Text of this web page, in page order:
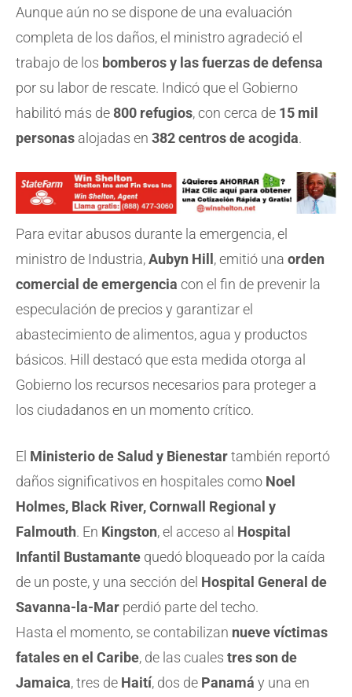
Aunque aún no se dispone de una evaluación
completa de los daños, el ministro agradeció el
trabajo de los bomberos y las fuerzas de defensa
por su labor de rescate. Indicó que el Gobierno
habilitó más de 800 refugios, con cerca de 15 mil
personas alojadas en 382 centros de acogida.
Para evitar abusos durante la emergencia, el
ministro de Industria,Aubyn Hill , emitió una orden
comercial de emergencia con el fin de prevenir la
especulación de precios y garantizar el
abastecimiento de alimentos, agua y productos
básicos. Hill destacó que esta medida otorga al
Gobierno los recursos necesarios para proteger a
los ciudadanos en un momento crítico.
El Ministerio de Salud y Bienestartambién reportó
daños significativos en hospitales como Noel
Holmes, Black River, Cornwall Regional y
Falmouth. En Kingston, el acceso al Hospital
Infantil Bustamante quedó bloqueado por la caída
de un poste, y una sección del Hospital General de
Savanna-la-Mar perdió parte del techo.
Hasta el momento, se contabilizan nueve víctimas
fatales en el Caribe, de las cuales tres son de
Jamaica, tres de Haití, dos de Panamá y una en